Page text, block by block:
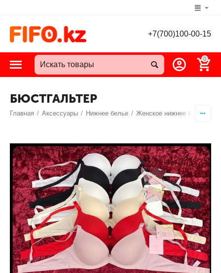
+7(700)100-00-15
0
БЮСТГАЛЬТЕР
Главная / Аксессуары / Нижнее белье / Женское нижнее белье